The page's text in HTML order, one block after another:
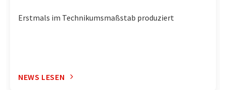
Erstmals im Technikumsmaßstab produziert
NEWS LESEN